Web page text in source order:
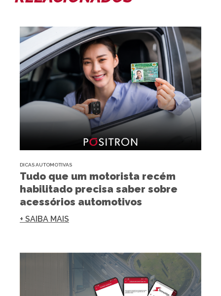
DICAS AUTOMOTIVAS
Tudo que um motorista recém
habilitado precisa saber sobre
acessórios automotivos
+ SAIBA MAIS